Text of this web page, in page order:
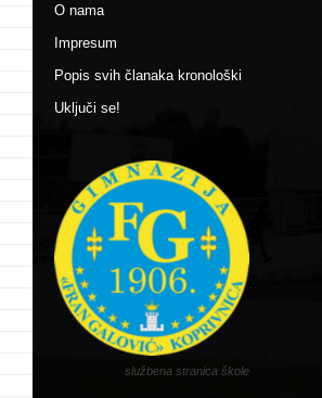
O nama
Impresum
Popis svih članaka kronološki
Uključi se!
službena stranica škole